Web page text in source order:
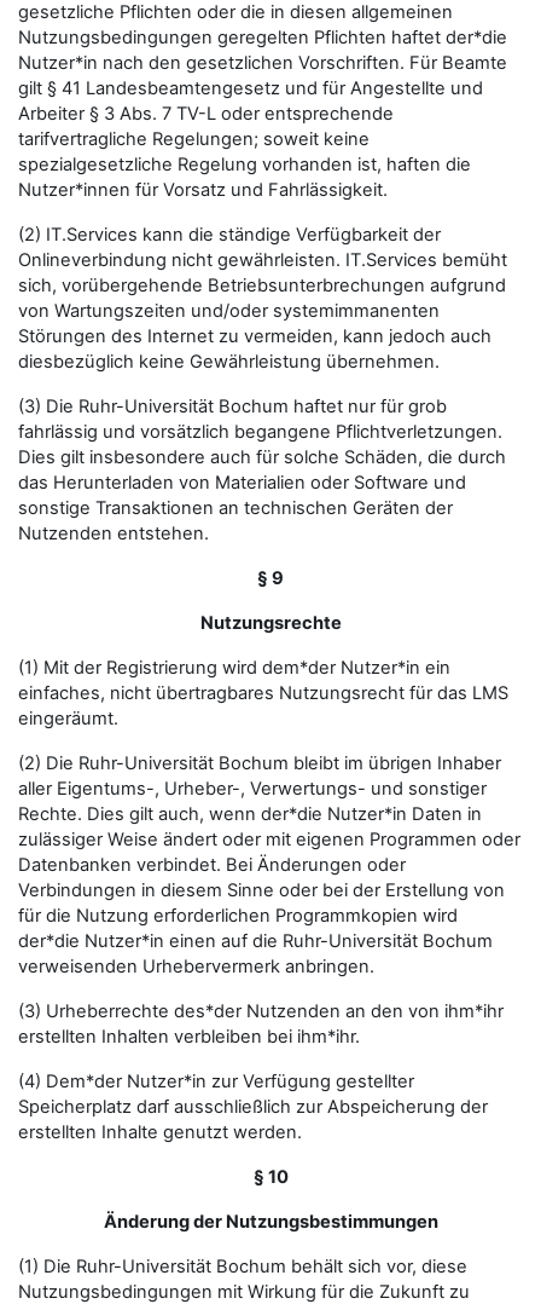
gesetzliche Pflichten oder die in diesen allgemeinen
Nutzungsbedingungen geregelten Pflichten haftet der*die
Nutzer*in nach den gesetzlichen Vorschriften. Für Beamte
gilt § 41 Landesbeamtengesetz und für Angestellte und
Arbeiter § 3 Abs. 7 TV-L oder entsprechende
tarifvertragliche Regelungen; soweit keine
spezialgesetzliche Regelung vorhanden ist, haften die
Nutzer*innen für Vorsatz und Fahrlässigkeit.
(2) IT.Services kann die ständige Verfügbarkeit der
Onlineverbindung nicht gewährleisten. IT.Services bemüht
sich, vorübergehende Betriebsunterbrechungen aufgrund
von Wartungszeiten und/oder systemimmanenten
Störungen des Internet zu vermeiden, kann jedoch auch
diesbezüglich keine Gewährleistung übernehmen.
(3) Die Ruhr-Universität Bochum haftet nur für grob
fahrlässig und vorsätzlich begangene Pflichtverletzungen.
Dies gilt insbesondere auch für solche Schäden, die durch
das Herunterladen von Materialien oder Software und
sonstige Transaktionen an technischen Geräten der
Nutzenden entstehen.
§ 9
Nutzungsrechte
(1) Mit der Registrierung wird dem*der Nutzer*in ein
einfaches, nicht übertragbares Nutzungsrecht für das LMS
eingeräumt.
(2) Die Ruhr-Universität Bochum bleibt im übrigen Inhaber
aller Eigentums-, Urheber-, Verwertungs- und sonstiger
Rechte. Dies gilt auch, wenn der*die Nutzer*in Daten in
zulässiger Weise ändert oder mit eigenen Programmen oder
Datenbanken verbindet. Bei Änderungen oder
Verbindungen in diesem Sinne oder bei der Erstellung von
für die Nutzung erforderlichen Programmkopien wird
der*die Nutzer*in einen auf die Ruhr-Universität Bochum
verweisenden Urhebervermerk anbringen.
(3) Urheberrechte des*der Nutzenden an den von ihm*ihr
erstellten Inhalten verbleiben bei ihm*ihr.
(4) Dem*der Nutzer*in zur Verfügung gestellter
Speicherplatz darf ausschließlich zur Abspeicherung der
erstellten Inhalte genutzt werden.
§ 10
Änderung der Nutzungsbestimmungen
(1) Die Ruhr-Universität Bochum behält sich vor, diese
Nutzungsbedingungen mit Wirkung für die Zukunft zu